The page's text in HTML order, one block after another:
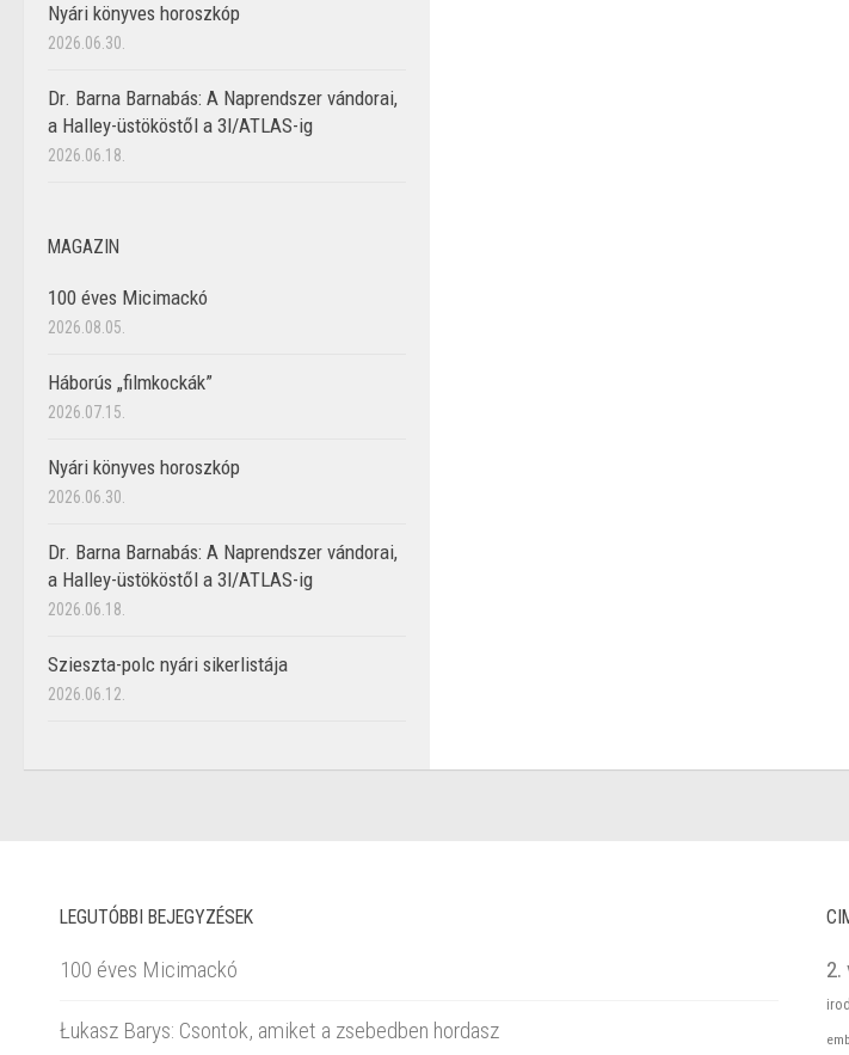
Nyári könyves horoszkóp
2026.06.30.
Dr. Barna Barnabás: A Naprendszer vándorai,
a Halley-üstököstől a 3I/ATLAS-ig
2026.06.18.
MAGAZIN
100 éves Micimackó
2026.08.05.
Háborús „filmkockák”
2026.07.15.
Nyári könyves horoszkóp
2026.06.30.
Dr. Barna Barnabás: A Naprendszer vándorai,
a Halley-üstököstől a 3I/ATLAS-ig
2026.06.18.
Szieszta-polc nyári sikerlistája
2026.06.12.
LEGUTÓBBI BEJEGYZÉSEK
100 éves Micimackó
Łukasz Barys: Csontok, amiket a zsebedben hordasz
2.